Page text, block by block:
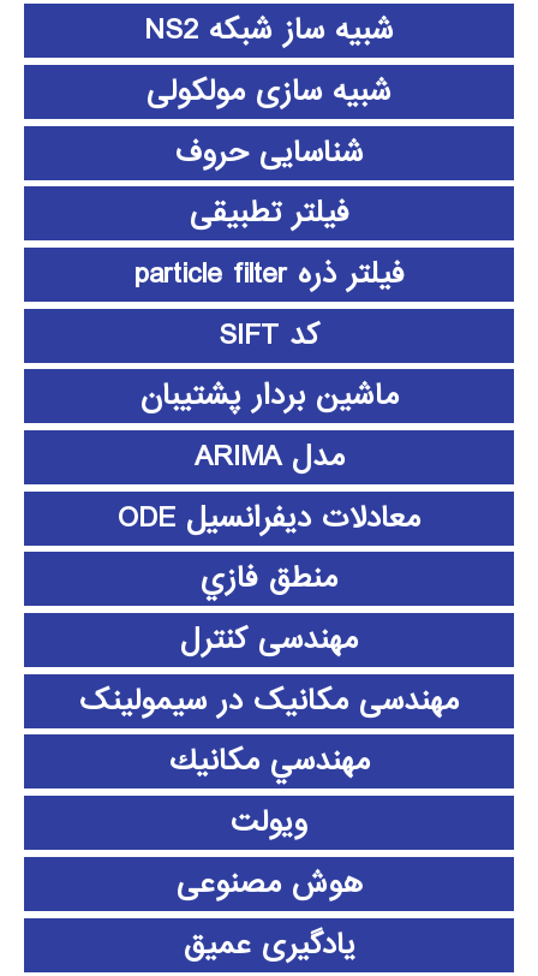
شبیه ساز شبکه NS2
شبیه سازی مولکولی
شناسایی حروف
فیلتر تطبیقی
فیلتر ذره particle filter
کد SIFT
ماشین بردار پشتیبان
مدل ARIMA
معادلات دیفرانسیل ODE
منطق فازي
مهندسی کنترل
مهندسی مکانیک در سیمولینک
مهندسي مكانيك
ویولت
هوش مصنوعی
یادگیری عمیق